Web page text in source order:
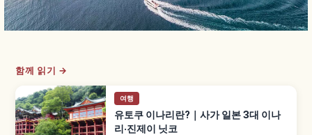
함께 읽기 →
여행
유토쿠 이나리란?｜사가 일본 3대 이나
리·진제이 닛코